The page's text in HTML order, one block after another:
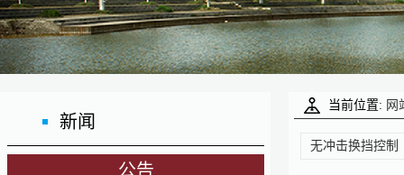
新闻
公告
当前位置: 网
无冲击换挡控制